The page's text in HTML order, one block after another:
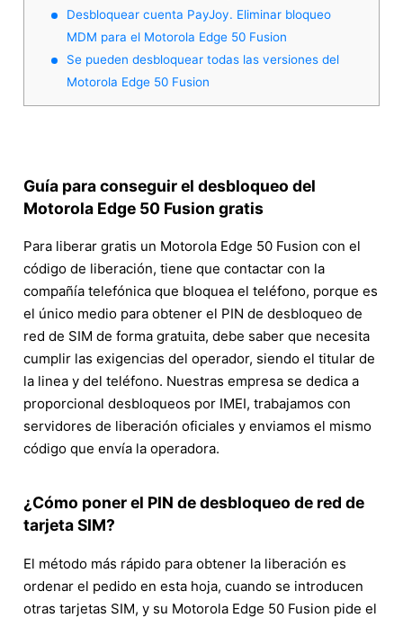
Desbloquear cuenta PayJoy. Eliminar bloqueo
MDM para el Motorola Edge 50 Fusion
Se pueden desbloquear todas las versiones del
Motorola Edge 50 Fusion
Guía para conseguir el desbloqueo del
Motorola Edge 50 Fusion gratis
Para liberar gratis un Motorola Edge 50 Fusion con el
código de liberación, tiene que contactar con la
compañía telefónica que bloquea el teléfono, porque es
el único medio para obtener el PIN de desbloqueo de
red de SIM de forma gratuita, debe saber que necesita
cumplir las exigencias del operador, siendo el titular de
la linea y del teléfono. Nuestras empresa se dedica a
proporcional desbloqueos por IMEI, trabajamos con
servidores de liberación oficiales y enviamos el mismo
código que envía la operadora.
¿Cómo poner el PIN de desbloqueo de red de
tarjeta SIM?
El método más rápido para obtener la liberación es
ordenar el pedido en esta hoja, cuando se introducen
otras tarjetas SIM, y su Motorola Edge 50 Fusion pide el